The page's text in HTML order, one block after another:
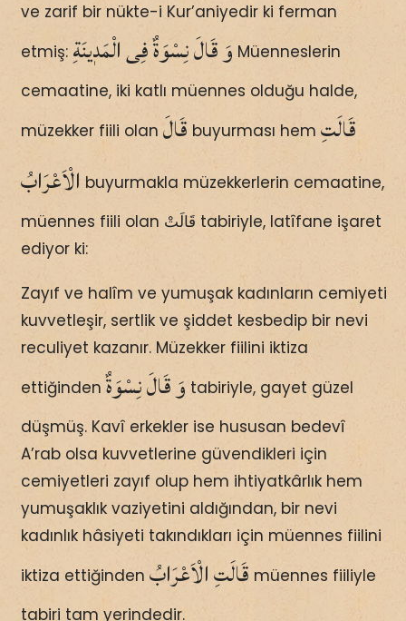
ve zarif bir nükte-i Kur’aniyedir ki ferman
etmiş: وَ قَالَ نِسْوَةٌ فِى الْمَدٖينَةِ Müenneslerin
cemaatine, iki katlı müennes olduğu halde,
müzekker fiili olan
buyurması hem
الْاَعْرَابُ buyurmakla müzekkerlerin cemaatine,
müennes fiili olan قَالَتْ tabiriyle, latîfane işaret
ediyor ki:
Zayıf ve halîm ve yumuşak kadınların cemiyeti
kuvvetleşir, sertlik ve şiddet kesbedip bir nevi
reculiyet kazanır. Müzekker fiilini iktiza
ettiğinden وَ قَالَ نِسْوَةٌ tabiriyle, gayet güzel
düşmüş. Kavî erkekler ise hususan bedevî
A’rab olsa kuvvetlerine güvendikleri için
cemiyetleri zayıf olup hem ihtiyatkârlık hem
yumuşaklık vaziyetini aldığından, bir nevi
kadınlık hâsiyeti takındıkları için müennes fiilini
iktiza ettiğinden قَالَتِ الْاَعْرَابُ müennes fiiliyle
tabiri tam yerindedir.